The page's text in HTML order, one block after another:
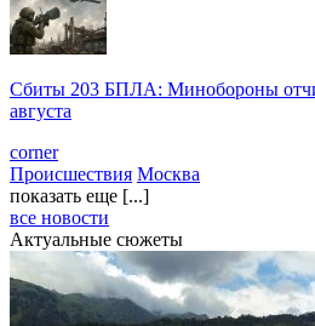
Сбиты 203 БПЛА: Минобороны
августа
corner
Происшествия Москва
показать еще [...]
все новости
Актуальные сюжеты